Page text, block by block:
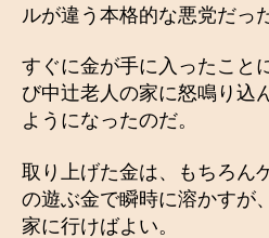
ルが違う本格的な悪党だっ
すぐに金が手に入ったこと
び中辻老人の家に怒鳴り込
ようになったのだ。
取り上げた金は、もちろん
の遊ぶ金で瞬時に溶かすが
家に行けばよい。